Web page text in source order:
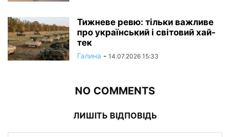
Тижневе ревю: тільки важливе
про український і світовий хай-
тек
Галина - 14.07.2026 15:33
NO COMMENTS
ЛИШІТЬ ВІДПОВІДЬ